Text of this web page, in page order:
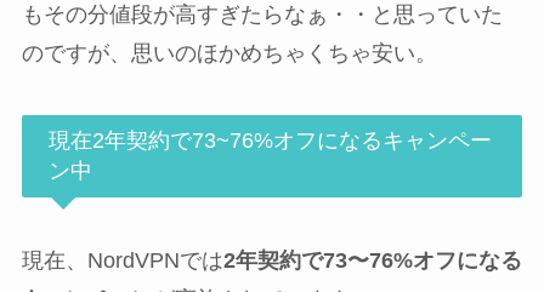
もその分値段が高すぎたらなぁ・・と思っていた
のですが、思いのほかめちゃくちゃ安い。
現在2年契約で73~76%オフになるキャンペー
ン中
現在、NordVPNでは2年契約で73〜76%オフになる